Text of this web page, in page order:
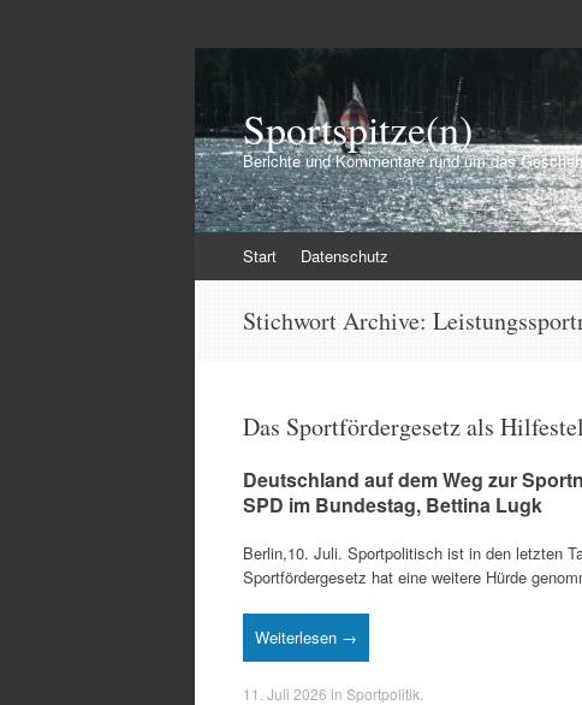
Sportspitze(n)
Berichte und Kommentare rund um das
Inhalt
Start Datenschutz
Stichwort Archive:
Das Sportfördergesetz als
Deutschland auf dem Weg zur
SPD im Bundestag, Bettina Lugk
Berlin,10. Juli. Sportpolitisch ist in den letzten
Sportfördergesetz hat eine weitere Hürde
Weiterlesen →
11. Juli 2026 in Sportpolitik